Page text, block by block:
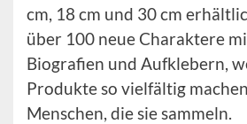
cm, 18 cm und 30 cm
über 100 neue Charaktere
Biografien und Aufklebern,
Produkte so vielfältig
Menschen, die sie sammeln.